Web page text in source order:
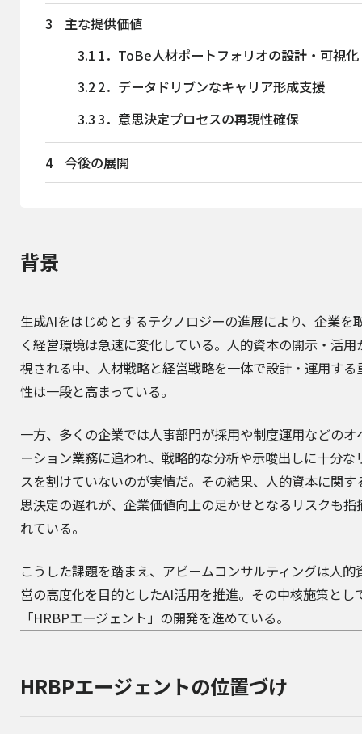
3
主な提供価値
3.1 1．ToBe人材ポートフォリオの設計・可視化
3.22．データドリブンなキャリア形成支援
3.33．意思決定プロセスの再現性確保
4 今後の展開
背景
生成AIをはじめとするテクノロジーの進展により、企業を
く経営環境は急速に変化している。人的資本の開示・活用
視される中、人材戦略と経営戦略を一体で設計・運用する
性は一段と高まっている。
一方、多くの企業では人事部門が採用や制度運用などのオ
ーション業務に追われ、戦略的な分析や示唆出しに十分な
スを割けていないのが実情だ。その結果、人的資本に関す
思決定の遅れが、企業価値向上の足かせとなるリスクも指
れている。
こうした課題を踏まえ、アビームコンサルティングは人的
営の高度化を目的としたAI活用を推進。その中核施策とし
「HRBPエージェント」の開発を進めている。
HRBPエージェントの位置づけ